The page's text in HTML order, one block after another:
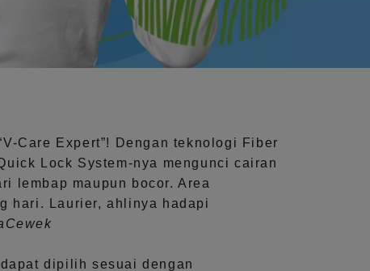
Care Expert”! Dengan teknologi
Fiber
Lock System-nya mengunci cairan
lembap maupun bocor. Area
hari.
Laurier, ahlinya hadapi
dipilih sesuai dengan